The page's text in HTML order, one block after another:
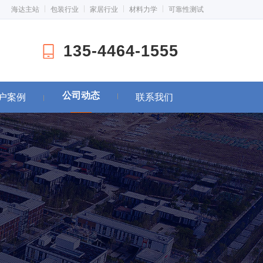
海达主站 包装行业 家居行业 材料力学 可靠性测试
135-4464-1555
案例 公司动态 联系我们